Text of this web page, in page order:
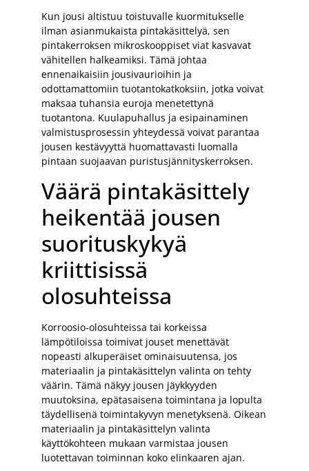
Kun jousi altistuu toistuvalle kuormitukselle
ilman asianmukaista pintakäsittelyä, sen
pintakerroksen mikroskooppiset viat kasvavat
vähitellen halkeamiksi. Tämä johtaa
ennenaikaisiin jousivaurioihin ja
odottamattomiin tuotantokatkoksiin, jotka voivat
maksaa tuhansia euroja menetettynä
tuotantona. Kuulapuhallus ja esipainaminen
valmistusprosessin yhteydessä voivat parantaa
jousen kestävyyttä huomattavasti luomalla
pintaan suojaavan puristusjännityskerroksen.
Väärä pintakäsittely
heikentää jousen
suorituskykyä
kriittisissä
olosuhteissa
Korroosio-olosuhteissa tai korkeissa
lämpötiloissa toimivat jouset menettävät
nopeasti alkuperäiset ominaisuutensa, jos
materiaalin ja pintakäsittelyn valinta on tehty
väärin. Tämä näkyy jousen jäykkyyden
muutoksina, epätasaisena toimintana ja lopulta
täydellisenä toimintakyvyn menetyksenä. Oikean
materiaalin ja pintakäsittelyn valinta
käyttökohteen mukaan varmistaa jousen
luotettavan toiminnan koko elinkaaren ajan.